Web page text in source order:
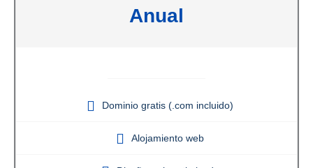
Anual
Dominio gratis (.com incluido)
Alojamiento web